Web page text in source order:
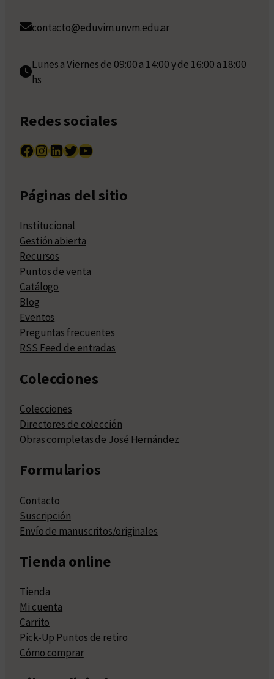
contacto@eduvim.unvm.edu.ar
Lunes a Viernes de 09:00 a 14:00 y de 16:00 a 18:00
hs
Redes sociales
Facebook InstagramLinkedIn Twitter YouTube
Páginas del sitio
Institucional
Gestión abierta
Recursos
Puntos de venta
Catálogo
Blog
Eventos
Preguntas frecuentes
RSS Feed de entradas
Colecciones
Colecciones
Directores de colección
Obras completas de José Hernández
Formularios
Contacto
Suscripción
Envío de manuscritos/originales
Tienda online
Tienda
Mi cuenta
Carrito
Pick-Up Puntos de retiro
Cómo comprar